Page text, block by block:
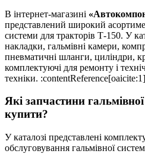
В інтернет-магазині
представлений широкий
системи для тракторів Т-150. У
накладки, гальмівні камери,
пневматичні шланги, циліндри,
комплектуючі для ремонту і
техніки.
Які запчастини
купити?
У каталозі представлені
обслуговування гальмівної